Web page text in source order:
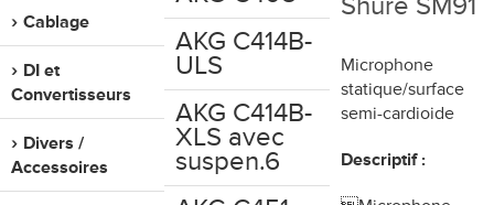
VENTE
LOCATION
OCCASION
Cablage
DI et
Convertisseurs
Divers /
Accessoires
AKG C414B-
ULS
AKG C414B-
XLS avec
suspen.6
Microphone
statique/surface
semi-cardioide
Descriptif :